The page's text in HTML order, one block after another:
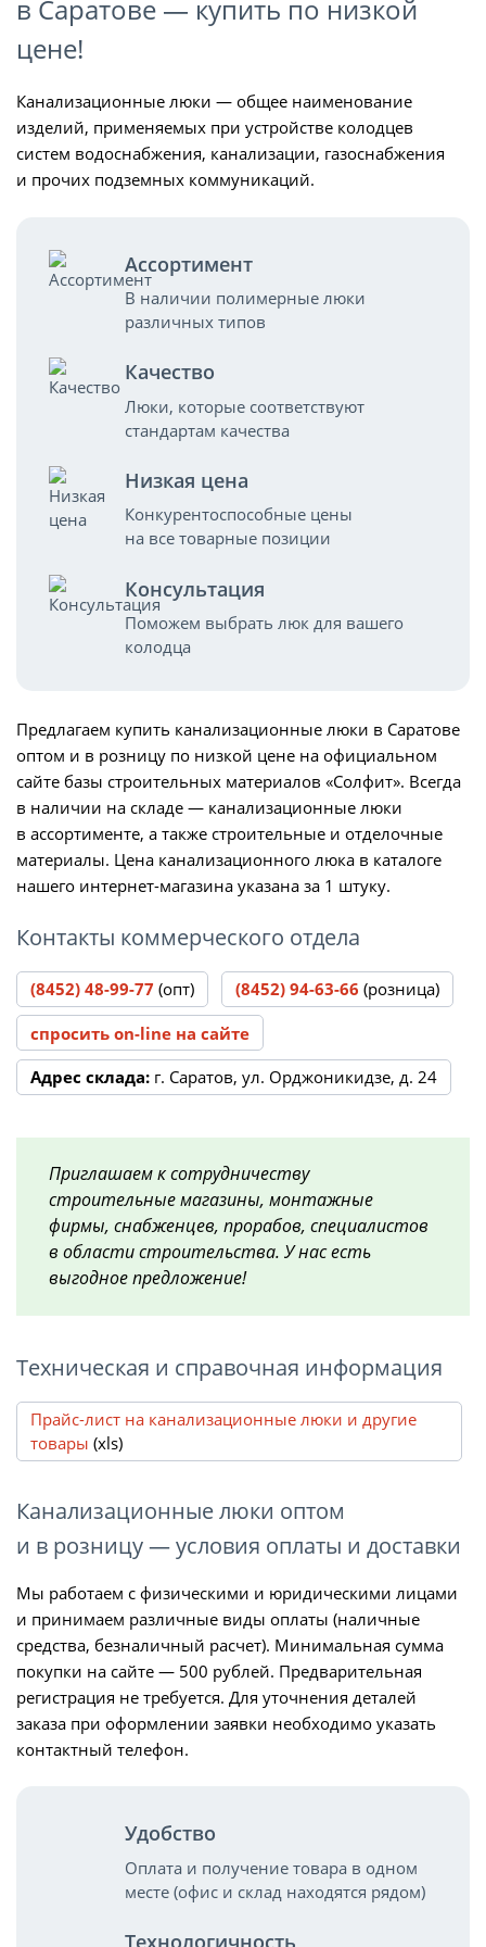
в Саратове — купить по низкой
цене!
Канализационные люки — общее наименование
изделий, применяемых при устройстве колодцев
систем водоснабжения, канализации, газоснабжения
и прочих подземных коммуникаций.
Ассортимент
В наличии полимерные люки
различных типов
Качество
Люки, которые соответствуют
стандартам качества
Низкая цена
Конкурентоспособные цены
на все товарные позиции
Консультация
Поможем выбрать люк для вашего
колодца
Предлагаем купить канализационные люки в Саратове
оптом и в розницу по низкой цене на официальном
сайте базы строительных материалов «Солфит». Всегда
в наличии на складе — канализационные люки
в ассортименте, а также строительные и отделочные
материалы. Цена канализационного люка в каталоге
нашего интернет-магазина указана за 1 штуку.
Контакты коммерческого отдела
(8452) 48-99-77 (опт) (8452) 94-63-66 (розница)
спросить on-line на сайте
Адрес склада: г. Саратов, ул. Орджоникидзе, д. 24
Приглашаем к сотрудничеству
строительные магазины, монтажные
фирмы, снабженцев, прорабов, специалистов
в области строительства. У нас есть
выгодное предложение!
Техническая и справочная информация
Прайс-лист на канализационные люки и другие
товары (xls)
Канализационные люки оптом
и в розницу — условия оплаты и доставки
Мы работаем с физическими и юридическими лицами
и принимаем различные виды оплаты (наличные
средства, безналичный расчет). Минимальная сумма
покупки на сайте — 500 рублей. Предварительная
регистрация не требуется. Для уточнения деталей
заказа при оформлении заявки необходимо указать
контактный телефон.
Удобство
Оплата и получение товара в одном
месте (офис и склад находятся рядом)
Технологичность